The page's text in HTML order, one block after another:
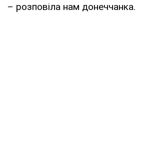
– розповіла нам донеччанка.